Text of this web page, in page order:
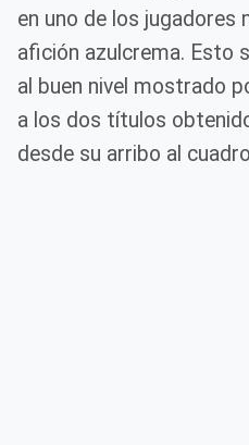
en uno de los jugadores
afición azulcrema. Esto
al buen nivel mostrado
a los dos títulos
desde su arribo al